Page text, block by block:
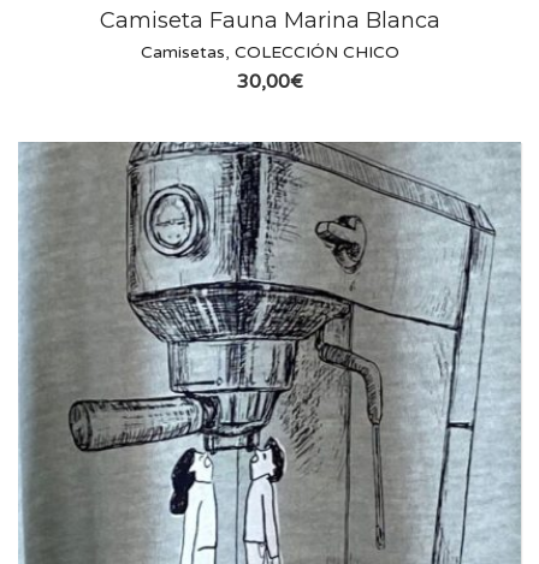
Camiseta Fauna Marina Blanca
Camisetas, COLECCIÓN CHICO
30,00€